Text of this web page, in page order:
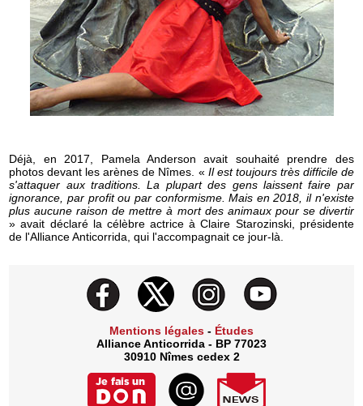
Déjà, en 2017, Pamela Anderson avait souhaité prendre des
photos devant les arènes de Nîmes. « Il est toujours très difficile de
s'attaquer aux traditions. La plupart des gens laissent faire par
ignorance, par profit ou par conformisme. Mais en 2018, il n'existe
plus aucune raison de mettre à mort des animaux pour se divertir
» avait déclaré la célèbre actrice à Claire Starozinski, présidente
de l'Alliance Anticorrida, qui l'accompagnait ce jour-là.
Mentions légales - Études
Alliance Anticorrida - BP 77023
30910 Nîmes cedex 2